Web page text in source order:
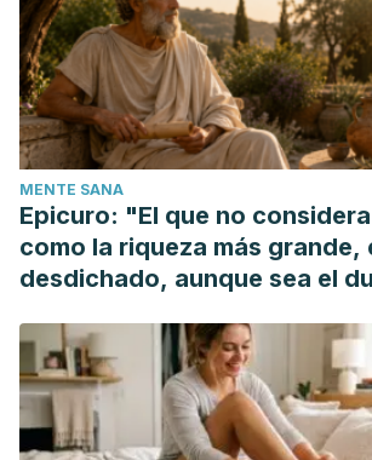
en: https://medlineplus.gov/spanish/
Augustin Grisolle, Gaspar y Roig.
práctico de patología interna, Volumen
Complutense de Madrid, 2008.
Morton A. Meyers, MD, FACR, FACG.
del abdomen: anatomia normal y
Science & Business Media, 2000.
MENTE SANA
Epicuro: "El que no
como la riqueza más grande,
desdichado, aunque sea el